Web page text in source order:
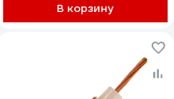
В корзину